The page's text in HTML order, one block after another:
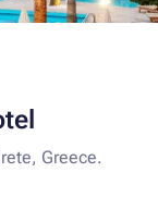
Greece.